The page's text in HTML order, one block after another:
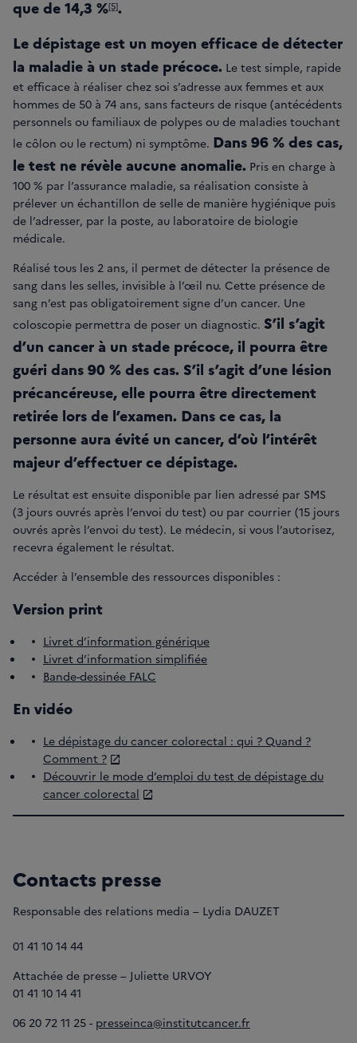
que de 14,3 %[5].
Le dépistage est un moyen efficace de détecter
la maladie à un stade précoce. Le test simple, rapide
et efficace à réaliser chez soi s’adresse aux femmes et aux
hommes de 50 à 74 ans, sans facteurs de risque (antécédents
personnels ou familiaux de polypes ou de maladies touchant
le côlon ou le rectum) ni symptôme. Dans 96 % des cas,
le test ne révèle aucune anomalie. Pris en charge à
100 % par l’assurance maladie, sa réalisation consiste à
prélever un échantillon de selle de manière hygiénique puis
de l’adresser, par la poste, au laboratoire de biologie
médicale.
Réalisé tous les 2 ans, il permet de détecter la présence de
sang dans les selles, invisible à l’œil nu. Cette présence de
sang n’est pas obligatoirement signe d’un cancer. Une
coloscopie permettra de poser un diagnostic. S’il s’agit
d’un cancer à un stade précoce, il pourra être
guéri dans 90 % des cas. S’il s’agit d’une lésion
précancéreuse, elle pourra être directement
retirée lors de l’examen. Dans ce cas, la
personne aura évité un cancer, d’où l’intérêt
majeur d’effectuer ce dépistage.
Le résultat est ensuite disponible par lien adressé par SMS
(3 jours ouvrés après l’envoi du test) ou par courrier (15 jours
ouvrés après l’envoi du test). Le médecin, si vous l’autorisez,
recevra également le résultat.
Accéder à l’ensemble des ressources disponibles :
Version print
Livret d’information générique
Livret d’information simplifiée
Bande-dessinée FALC
En vidéo
Le dépistage du cancer colorectal : qui ? Quand ?
Comment ?
Découvrir le mode d’emploi du test de dépistage du
cancer colorectal
Contacts presse
Responsable des relations media – Lydia DAUZET
01 41 10 14 44
Attachée de presse – Juliette URVOY
01 41 10 14 41
06 20 72 11 25 - presseinca@institutcancer.fr